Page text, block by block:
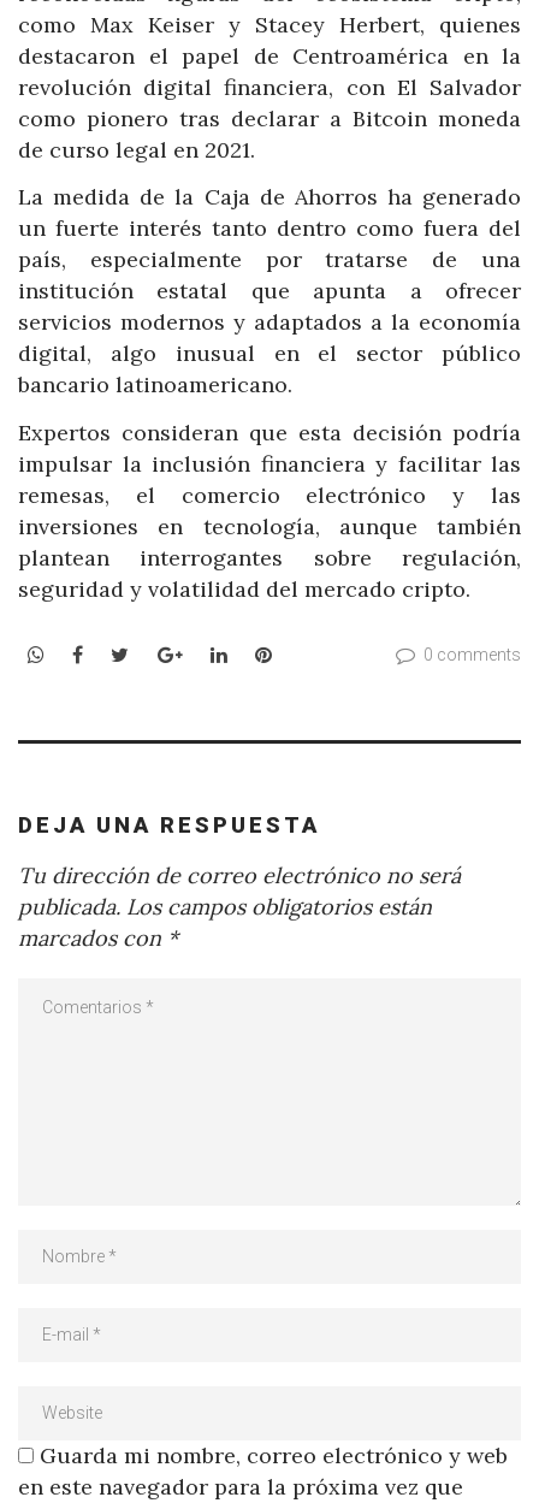
como Max Keiser y Stacey Herbert, quienes
destacaron el papel de Centroamérica en la
revolución digital financiera, con El Salvador
como pionero tras declarar a Bitcoin moneda
de curso legal en 2021.
La medida de la Caja de Ahorros ha generado
un fuerte interés tanto dentro como fuera del
país, especialmente por tratarse de una
institución estatal que apunta a ofrecer
servicios modernos y adaptados a la economía
digital, algo inusual en el sector público
bancario latinoamericano.
Expertos consideran que esta decisión podría
impulsar la inclusión financiera y facilitar las
remesas, el comercio electrónico y las
inversiones en tecnología, aunque también
plantean interrogantes sobre regulación,
seguridad y volatilidad del mercado cripto.
WhatsApp
Facebook
TwitterGoogle+LinkedInPinterest 0 comments
DEJA UNA RESPUESTA
Tu dirección de correo electrónico no será
publicada. Los campos obligatorios están
marcados con *
Guarda mi nombre, correo electrónico y web
en este navegador para la próxima vez que